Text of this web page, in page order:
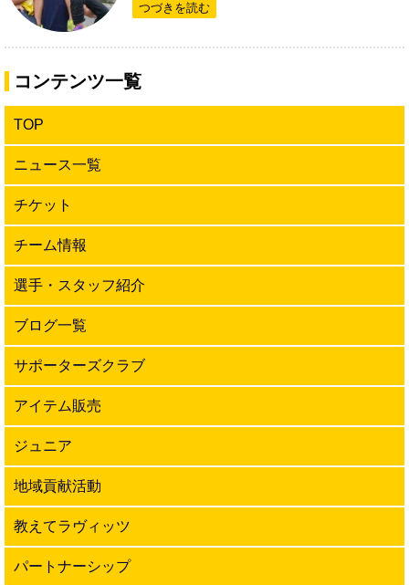
つづきを読む
コンテンツ一覧
TOP
ニュース一覧
チケット
チーム情報
選手・スタッフ紹介
ブログ一覧
サポーターズクラブ
アイテム販売
ジュニア
地域貢献活動
教えてラヴィッツ
パートナーシップ